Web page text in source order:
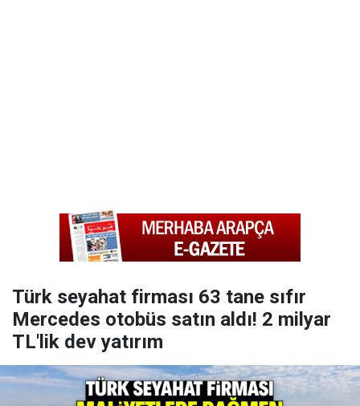
Türk seyahat firması 63 tane sıfır
Mercedes otobüs satın aldı! 2 milyar
TL'lik dev yatırım